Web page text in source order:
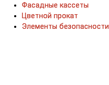
Фасадные кассеты
Цветной прокат
Элементы безопасности
Фасадные кассеты
Цветной прокат
Элементы безопасности